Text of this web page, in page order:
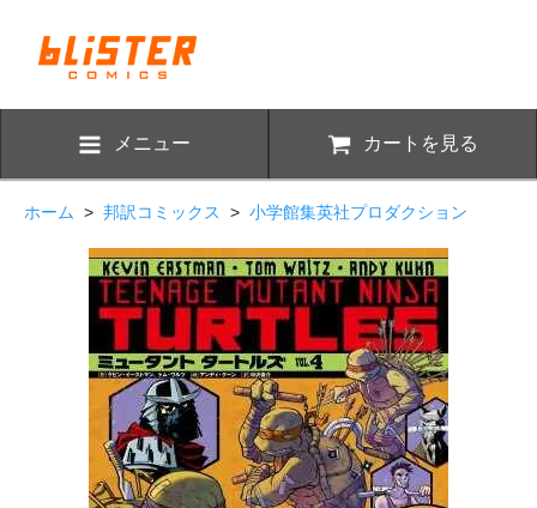
メニュー カートを見る
ホーム > 邦訳コミックス > 小学館集英社プロダクション